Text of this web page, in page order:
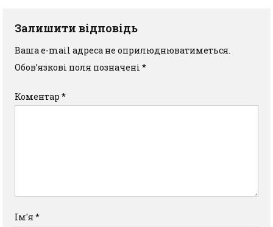
Залишити відповідь
Ваша e-mail адреса не оприлюднюватиметься.
Обов’язкові поля позначені*
Коментар*
Ім'я*